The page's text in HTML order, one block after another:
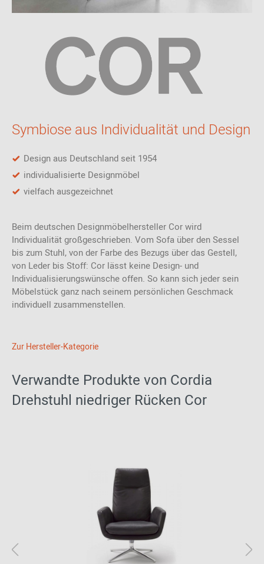
Cordia kommt auf eine Breite und eine Tiefe von 64 cm. Die
Symbiose aus Individualität und Design
Design aus Deutschland seit 1954
individualisierte Designmöbel
vielfach ausgezeichnet
Beim deutschen Designmöbelhersteller Cor wird
Individualität großgeschrieben. Vom Sofa über den Sessel
bis zum Stuhl, von der Farbe des Bezugs über das Gestell,
von Leder bis Stoff: Cor lässt keine Design- und
Individualisierungswünsche offen. So kann sich jeder sein
Möbelstück ganz nach seinem persönlichen Geschmack
individuell zusammenstellen.
Zur Hersteller-Kategorie
Verwandte Produkte von Cordia
Drehstuhl niedriger Rücken Cor